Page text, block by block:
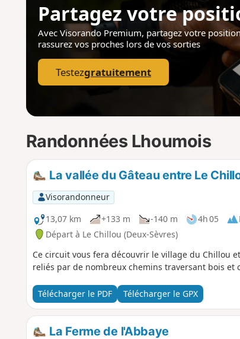
Partagez votre
Avec Visorando Premium, partagez votre
rassurez vos proches lors de vos sorties
Testezgratuitement
Randonnées Lhoumois
La vallée du Gâteau entre Le
Visorandonneur
13,07 km
+133 m -140 m 4h 05
Départ à Le Chillou (Deux-Sèvres)
Ce circuit vous fera découvrir le village du Chillou
reliés par de nombreux chemins traversant bois et
Télécharger le PDF Télécharger le GPX
La Ferme de l'Abbaye